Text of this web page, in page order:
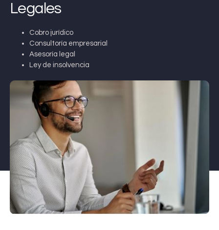
Legales
Cobro jurídico
Consultoría empresarial
Asesoría legal
Ley de insolvencia